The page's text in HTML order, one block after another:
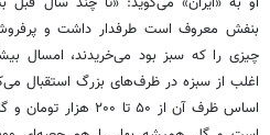
بنفش معروف است طرفدار داشت و
چیزی را که سبز بود می‌خریدند، امسال
اغلب از سبزه در ظرف‌های بزرگ استقبال
اساس ظرف آن از ۵۰